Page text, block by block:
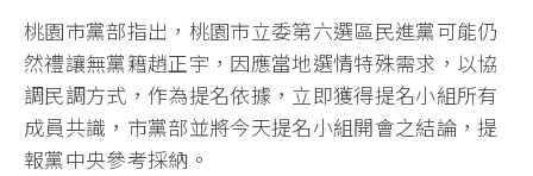
桃園市黨部指出，桃園市立委第六選區民進黨可能仍
然禮讓無黨籍趙正宇，因應當地選情特殊需求，以協
調民調方式，作為提名依據，立即獲得提名小組所有
成員共識，市黨部並將今天提名小組開會之結論，提
報黨中央參考採納。